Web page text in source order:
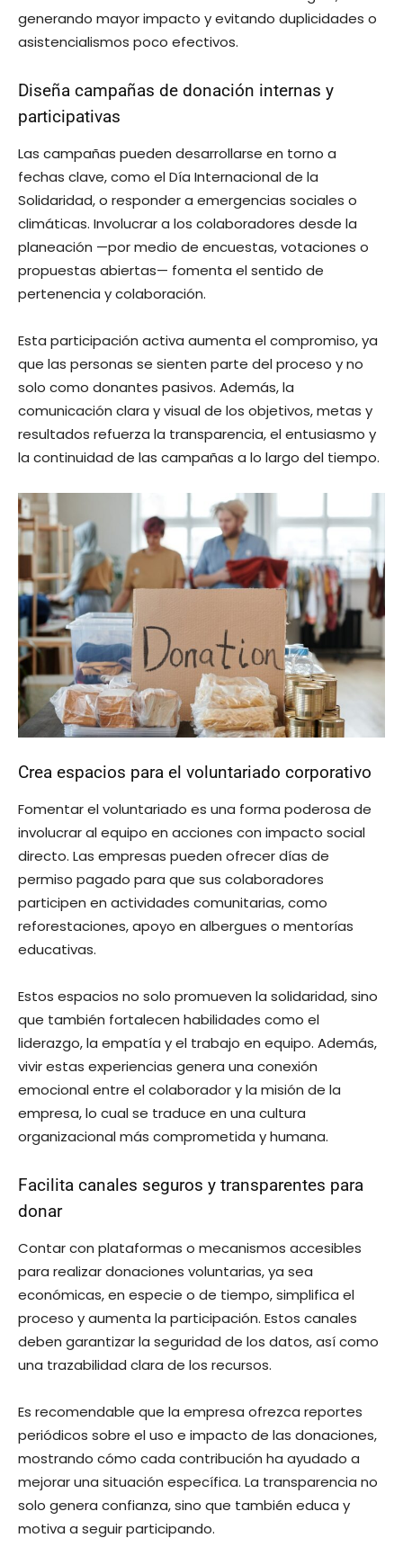
generando mayor impacto y evitando duplicidades o
asistencialismos poco efectivos.
Diseña campañas de donación internas y
participativas
Las campañas pueden desarrollarse en torno a
fechas clave, como el Día Internacional de la
Solidaridad, o responder a emergencias sociales o
climáticas. Involucrar a los colaboradores desde la
planeación —por medio de encuestas, votaciones o
propuestas abiertas— fomenta el sentido de
pertenencia y colaboración.
Esta participación activa aumenta el compromiso, ya
que las personas se sienten parte del proceso y no
solo como donantes pasivos. Además, la
comunicación clara y visual de los objetivos, metas y
resultados refuerza la transparencia, el entusiasmo y
la continuidad de las campañas a lo largo del tiempo.
Crea espacios para el voluntariado corporativo
Fomentar el voluntariado es una forma poderosa de
involucrar al equipo en acciones con impacto social
directo. Las empresas pueden ofrecer días de
permiso pagado para que sus colaboradores
participen en actividades comunitarias, como
reforestaciones, apoyo en albergues o mentorías
educativas.
Estos espacios no solo promueven la solidaridad, sino
que también fortalecen habilidades como el
liderazgo, la empatía y el trabajo en equipo. Además,
vivir estas experiencias genera una conexión
emocional entre el colaborador y la misión de la
empresa, lo cual se traduce en una cultura
organizacional más comprometida y humana.
Facilita canales seguros y transparentes para
donar
Contar con plataformas o mecanismos accesibles
para realizar donaciones voluntarias, ya sea
económicas, en especie o de tiempo, simplifica el
proceso y aumenta la participación. Estos canales
deben garantizar la seguridad de los datos, así como
una trazabilidad clara de los recursos.
Es recomendable que la empresa ofrezca reportes
periódicos sobre el uso e impacto de las donaciones,
mostrando cómo cada contribución ha ayudado a
mejorar una situación específica. La transparencia no
solo genera confianza, sino que también educa y
motiva a seguir participando.